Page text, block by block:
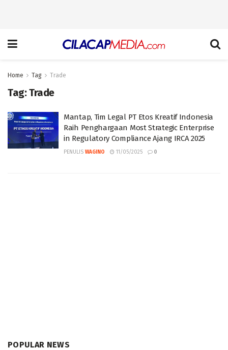
Home Tag Trade
Tag:Trade
Mantap, Tim Legal PT Etos Kreatif Indonesia
Raih Penghargaan Most Strategic Enterprise
in Regulatory Compliance Ajang IRCA 2025
PENULIS WAGINO 11/05/2025 0
POPULAR NEWS